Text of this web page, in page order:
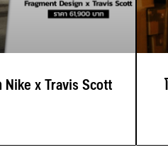
x Travis Scott